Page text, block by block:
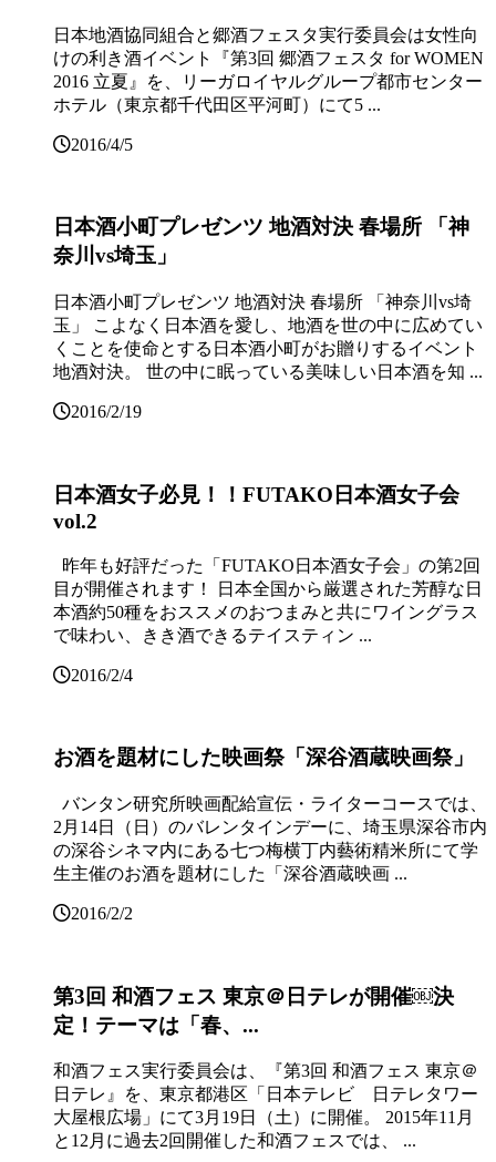
日本地酒協同組合と郷酒フェスタ実行委員会は女性向
けの利き酒イベント『第3回 郷酒フェスタ for WOMEN
2016 立夏』を、リーガロイヤルグループ都市センター
ホテル（東京都千代田区平河町）にて5 ...
2016/4/5
日本酒小町プレゼンツ 地酒対決 春場所 「神
奈川vs埼玉」
日本酒小町プレゼンツ 地酒対決 春場所 「神奈川vs埼
玉」 こよなく日本酒を愛し、地酒を世の中に広めてい
くことを使命とする日本酒小町がお贈りするイベント
地酒対決。 世の中に眠っている美味しい日本酒を知 ...
2016/2/19
日本酒女子必見！！FUTAKO日本酒女子会
vol.2
昨年も好評だった「FUTAKO日本酒女子会」の第2回
目が開催されます！ 日本全国から厳選された芳醇な日
本酒約50種をおススメのおつまみと共にワイングラス
で味わい、きき酒できるテイスティン ...
2016/2/4
お酒を題材にした映画祭「深谷酒蔵映画祭」
バンタン研究所映画配給宣伝・ライターコースでは、
2月14日（日）のバレンタインデーに、埼玉県深谷市内
の深谷シネマ内にある七つ梅横丁内藝術精米所にて学
生主催のお酒を題材にした「深谷酒蔵映画 ...
2016/2/2
第3回 和酒フェス 東京＠日テレが開催￼決
定！テーマは「春、...
和酒フェス実行委員会は、『第3回 和酒フェス 東京＠
日テレ』を、東京都港区「日本テレビ 日テレタワー
大屋根広場」にて3月19日（土）に開催。 2015年11月
と12月に過去2回開催した和酒フェスでは、 ...